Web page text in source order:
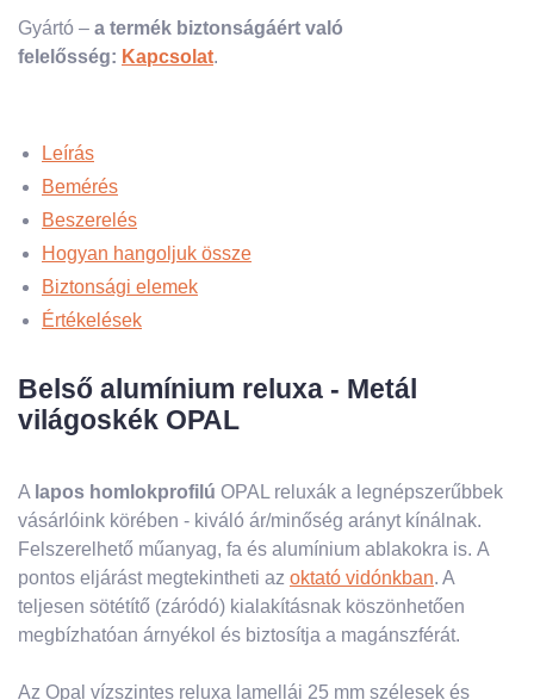
Gyártó – a termék biztonságáért való
felelősség: Kapcsolat.
Leírás
Bemérés
Beszerelés
Hogyan hangoljuk össze
Biztonsági elemek
Értékelések
Belső alumínium reluxa - Metál
világoskék OPAL
A lapos homlokprofilú OPAL reluxák a legnépszerűbbek
vásárlóink ​​körében - kiváló ár/minőség arányt kínálnak.
Felszerelhető műanyag, fa és alumínium ablakokra is. A
pontos eljárást megtekintheti az oktató vidónkban. A
teljesen sötétítő (záródó) kialakításnak köszönhetően
megbízhatóan árnyékol és biztosítja a magánszférát.
Az Opal vízszintes reluxa lamellái 25 mm szélesek és